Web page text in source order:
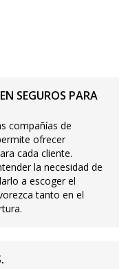
SEGUROS PARA
compañías de
ofrecer
cada cliente.
la necesidad de
a escoger el
tanto en el